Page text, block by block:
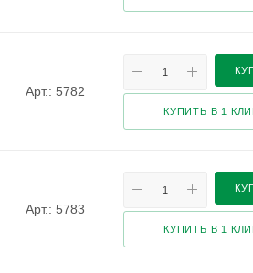
Арт.: 5782
КУПИТЬ В 1
Арт.: 5783
КУПИТЬ В 1